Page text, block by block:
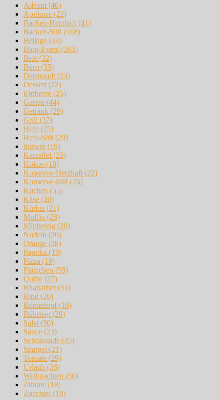
Advent (46)
Aprikose (22)
Backen-Herzhaft (41)
Backen-Süß (168)
Beilage (44)
Blog-Event (265)
Brot (32)
Büro (35)
Darmstadt (24)
Dessert (22)
Erdbeere (25)
Garten (44)
Getränk (29)
Grill (37)
Hefe (25)
Hefe-Süß (29)
Ingwer(19)
Kartoffel (23)
Kokos (18)
Konserve-Herzhaft (22)
Konserve-Süß (26)
Kuchen (55)
Käse (20)
Kürbis (21)
Muffin (28)
Mürbeteig (20)
Nudeln (20)
Orange (28)
Paprika (19)
Pizza (19)
Plätzchen (59)
Quitte (27)
Rhabarber(31)
Rind (20)
Römertopf(19)
Rührteig (29)
Salat (50)
Sauce (23)
Schokolade (35)
Spargel (21)
Tomate (29)
Urlaub (26)
Weihnachten (56)
Zitrone (18)
Zucchini (18)